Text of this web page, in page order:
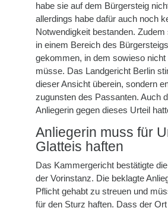
habe sie auf dem Bürgersteig
allerdings habe dafür auch noch
Notwendigkeit bestanden.
in einem Bereich des
gekommen, in dem sowieso
müsse. Das Landgericht Berlin
dieser Ansicht überein, sondern
zugunsten des Passanten. Auch
Anliegerin gegen dieses Urteil
Anliegerin muss für
Glatteis haften
Das Kammergericht bestätigte
der Vorinstanz. Die beklagte
Pflicht gehabt zu streuen und
für den Sturz haften. Dass der